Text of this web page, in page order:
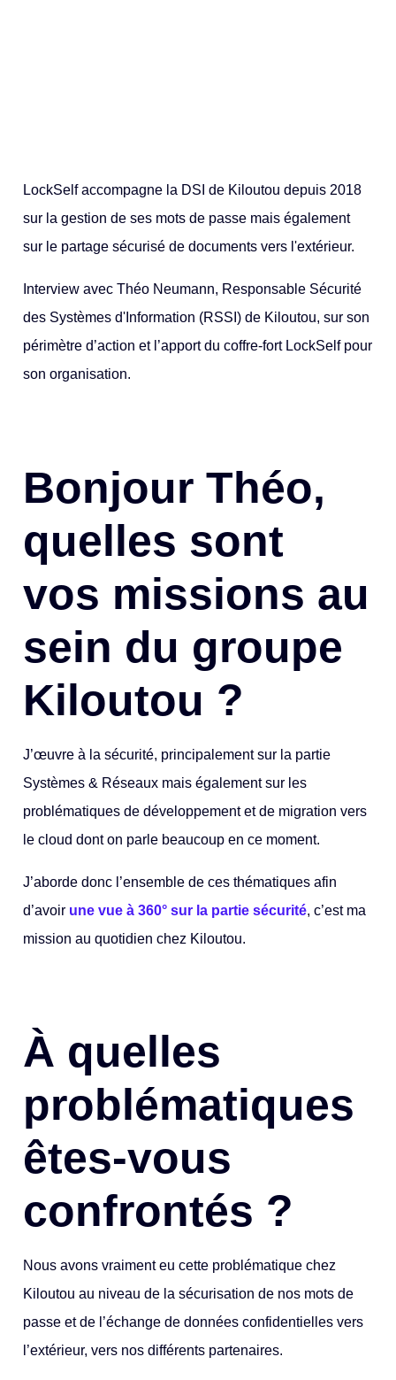
LockSelf accompagne la DSI de Kiloutou depuis 2018
sur la gestion de ses mots de passe mais également
sur le partage sécurisé de documents vers l'extérieur.
Interview avec Théo Neumann, Responsable Sécurité
des Systèmes d'Information (RSSI) de Kiloutou, sur son
périmètre d’action et l’apport du coffre-fort LockSelf pour
son organisation.
Bonjour Théo,
quelles sont
vos missions au
sein du groupe
Kiloutou ?
J’œuvre à la sécurité, principalement sur la partie
Systèmes & Réseaux mais également sur les
problématiques de développement et de migration vers
le cloud dont on parle beaucoup en ce moment.
J’aborde donc l’ensemble de ces thématiques afin
d’avoir une vue à 360° sur la partie sécurité, c’est ma
mission au quotidien chez Kiloutou.
À quelles
problématiques
êtes-vous
confrontés ?
Nous avons vraiment eu cette problématique chez
Kiloutou au niveau de la sécurisation de nos mots de
passe et de l’échange de données confidentielles vers
l’extérieur, vers nos différents partenaires.